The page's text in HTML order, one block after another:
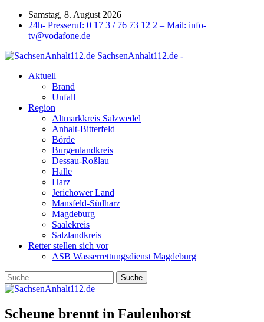
Samstag, 8. August 2026
24h- Presseruf: 0 17 3 / 76 73 12 2 – Mail: info-
tv@vodafone.de
SachsenAnhalt112.de -
Aktuell
Brand
Unfall
Region
Altmarkkreis Salzwedel
Anhalt-Bitterfeld
Börde
Burgenlandkreis
Dessau-Roßlau
Halle
Harz
Jerichower Land
Mansfeld-Südharz
Magdeburg
Saalekreis
Salzlandkreis
Retter stellen sich vor
ASB Wasserrettungsdienst Magdeburg
Scheune brennt in Faulenhorst